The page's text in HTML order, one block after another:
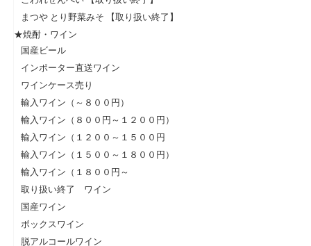
まつや とり野菜みそ 【取り扱い終了】
★焼酎・ワイン
国産ビール
インポーター直送ワイン
ワインケース売り
輸入ワイン（～８００円）
輸入ワイン（８００円～１２００円）
輸入ワイン（１２００～１５００円
輸入ワイン（１５００～１８００円）
輸入ワイン（１８００円～
取り扱い終了 ワイン
国産ワイン
ボックスワイン
脱アルコールワイン